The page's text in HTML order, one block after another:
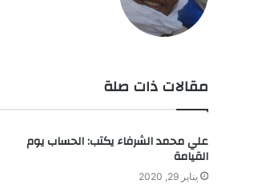
مقالات ذات صلة
علي محمد الشرفاء يكتب: الحساب يوم
القيامة
يناير 29, 2020